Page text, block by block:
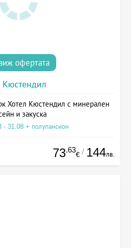
офертата
Кюстендил
Хотел Кюстендил с минерален
и закуска
- 31.08 + полупансион
73.63
€ / 144лв.